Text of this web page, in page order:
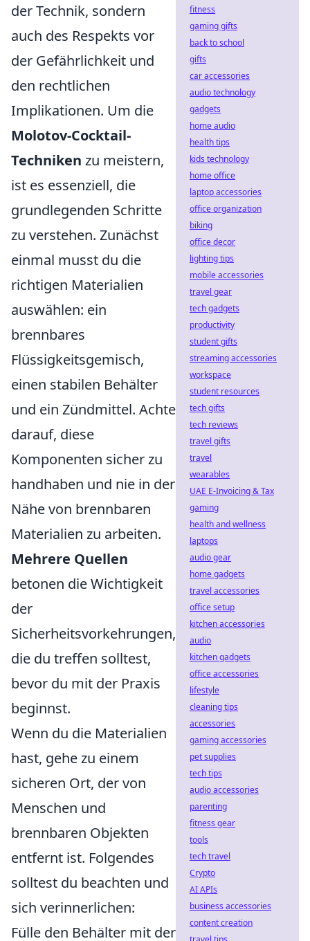
der Technik, sondern
auch des Respekts vor
der Gefährlichkeit und
den rechtlichen
Implikationen. Um die
Molotov-Cocktail-
Techniken zu meistern,
ist es essenziell, die
grundlegenden Schritte
zu verstehen. Zunächst
einmal musst du die
richtigen Materialien
auswählen: ein
brennbares
Flüssigkeitsgemisch,
einen stabilen Behälter
und ein Zündmittel. Achte
darauf, diese
Komponenten sicher zu
handhaben und nie in der
Nähe von brennbaren
Materialien zu arbeiten.
Mehrere Quellen
betonen die Wichtigkeit
der
Sicherheitsvorkehrungen,
die du treffen solltest,
bevor du mit der Praxis
beginnst.
Wenn du die Materialien
hast, gehe zu einem
sicheren Ort, der von
Menschen und
brennbaren Objekten
entfernt ist. Folgendes
solltest du beachten und
sich verinnerlichen:
Fülle den Behälter mit der
fitness
gaming gifts
back to school
gifts
car accessories
audio technology
gadgets
home audio
health tips
kids technology
home office
laptop accessories
office organization
biking
office decor
lighting tips
mobile accessories
travel gear
tech gadgets
productivity
student gifts
streaming accessories
workspace
student resources
tech gifts
tech reviews
travel gifts
travel
wearables
UAE E-Invoicing & Tax
gaming
health and wellness
laptops
audio gear
home gadgets
travel accessories
office setup
kitchen accessories
audio
kitchen gadgets
office accessories
lifestyle
cleaning tips
accessories
gaming accessories
pet supplies
tech tips
audio accessories
parenting
fitness gear
tools
tech travel
Crypto
AI APIs
business accessories
content creation